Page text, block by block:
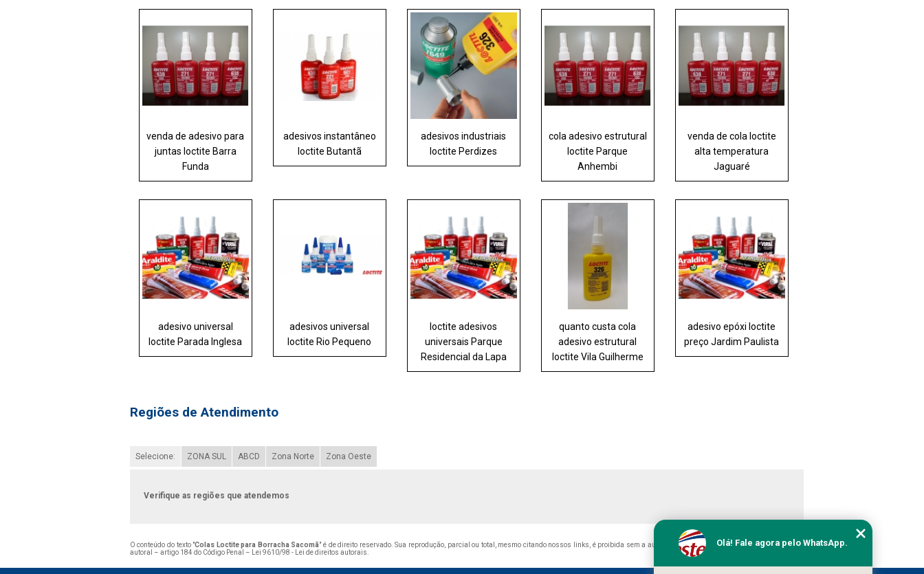
venda de adesivo para
juntas loctite Barra
Funda
adesivos instantâneo
loctite Butantã
adesivos industriais
loctite Perdizes
cola adesivo estrutural
loctite Parque
Anhembi
venda de cola loctite
alta temperatura
Jaguaré
adesivo universal
loctite Parada Inglesa
adesivos universal
loctite Rio Pequeno
loctite adesivos
universais Parque
Residencial da Lapa
quanto custa cola
adesivo estrutural
loctite Vila Guilherme
adesivo epóxi loctite
preço Jardim Paulista
Regiões de Atendimento
Selecione: ZONA SUL ABCD Zona Norte Zona Oeste
Verifique as regiões que atendemos
O conteúdo do texto "Colas Loctite para Borracha Sacomã" é de direito reservado. Sua reprodução, parcial ou total, mesmo citando nossos links, é proibida sem a autorização do autor. Crime de violação de direito
autoral – artigo 184 do Código Penal –
Lei 9610/98 - Lei de direitos autorais
Olá! Fale agora pelo WhatsApp.